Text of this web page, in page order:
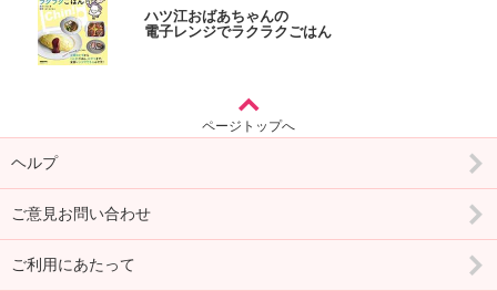
ハツ江おばあちゃんの
電子レンジでラクラクごはん
ページトップへ
ヘルプ
ご意見お問い合わせ
ご利用にあたって